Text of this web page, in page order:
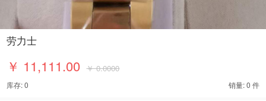
劳力士
￥ 11,111.00 ￥ 0.0000
库存: 0 销量: 0 件